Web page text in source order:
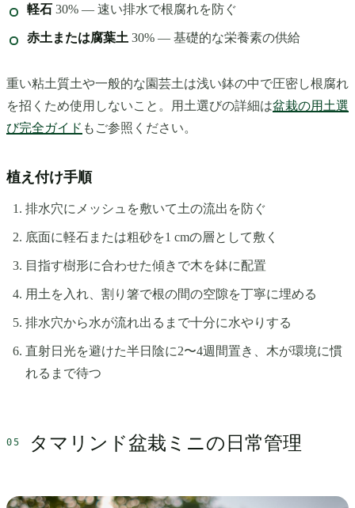
軽石 30% — 速い排水で根腐れを防ぐ
赤土または腐葉土 30% — 基礎的な栄養素の供給
重い粘土質土や一般的な園芸土は浅い鉢の中で圧密し根腐れ
を招くため使用しないこと。用土選びの詳細は盆栽の用土選
び完全ガイド もご参照ください。
植え付け手順
排水穴にメッシュを敷いて土の流出を防ぐ
底面に軽石または粗砂を1 cmの層として敷く
目指す樹形に合わせた傾きで木を鉢に配置
用土を入れ、割り箸で根の間の空隙を丁寧に埋める
排水穴から水が流れ出るまで十分に水やりする
直射日光を避けた半日陰に2〜4週間置き、木が環境に慣
れるまで待つ
タマリンド盆栽ミニの日常管理